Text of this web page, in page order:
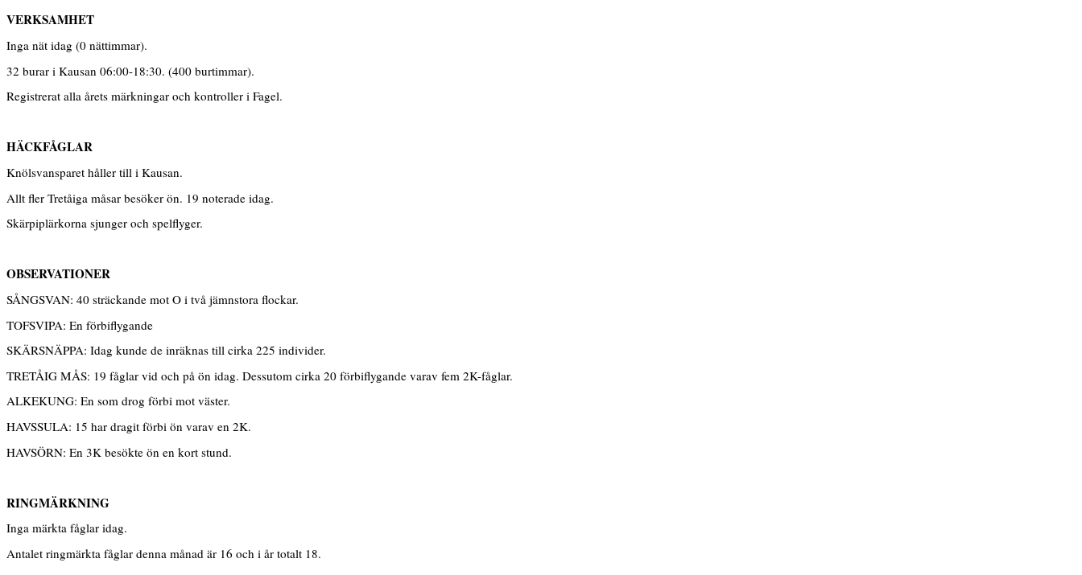
VERKSAMHET
Inga nät idag (0 nättimmar).
32 burar i Kausan 06:00-18:30. (400 burtimmar).
Registrerat alla årets märkningar och kontroller i Fagel.
HÄCKFÅGLAR
Knölsvansparet håller till i Kausan.
Allt fler Tretåiga måsar besöker ön. 19 noterade idag.
Skärpiplärkorna sjunger och spelflyger.
OBSERVATIONER
SÅNGSVAN: 40 sträckande mot O i två jämnstora flockar.
TOFSVIPA: En förbiflygande
SKÄRSNÄPPA: Idag kunde de inräknas till cirka 225 individer.
TRETÅIG MÅS: 19 fåglar vid och på ön idag. Dessutom cirka 20 förbiflygande varav fem 2K-fåglar.
ALKEKUNG: En som drog förbi mot väster.
HAVSSULA: 15 har dragit förbi ön varav en 2K.
HAVSÖRN: En 3K besökte ön en kort stund.
RINGMÄRKNING
Inga märkta fåglar idag.
Antalet ringmärkta fåglar denna månad är 16 och i år totalt 18.